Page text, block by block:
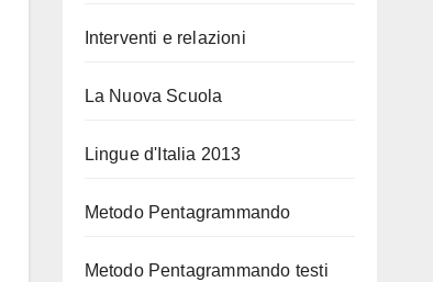
Interventi e relazioni
La Nuova Scuola
Lingue d'Italia 2013
Metodo Pentagrammando
Metodo Pentagrammando testi